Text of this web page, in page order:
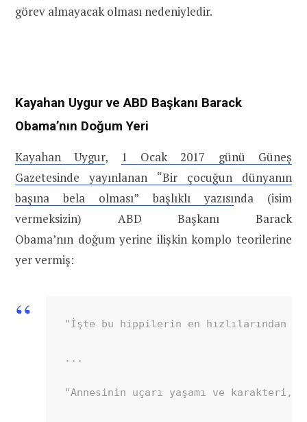
görev almayacak olması nedeniyledir.
Kayahan Uygur ve ABD Başkanı Barack
Obama’nın Doğum Yeri
Kayahan Uygur,
1 Ocak 2017 günü Güneş
Gazetesinde yayınlanan “Bir çocuğun dünyanın
başına bela olması” başlıklı yazısında (isim
vermeksizin) ABD Başkanı Barack
Obama’nın doğum yerine ilişkin komplo teorilerine
yer vermiş:
"İşte bu hippilerin en hızlılarından bir
...
"Annesinin uçarı yaşamı ve karakteri,